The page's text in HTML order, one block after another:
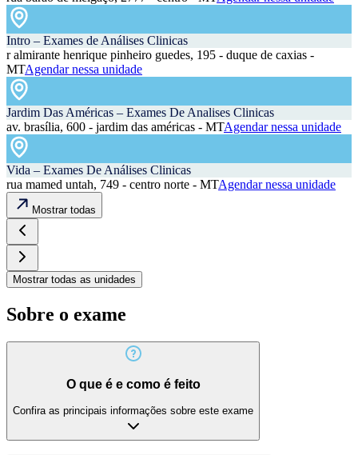
Intro – Exames de Análises Clinicas
r almirante henrique pinheiro guedes, 195 - duque de caxias -
MTAgendar nessa unidade
Jardim Das Américas – Exames De Analises Clinicas
av. brasília, 600 - jardim das américas - MTAgendar nessa unidade
Vida – Exames De Análises Clinicas
rua mamed untah, 749 - centro norte - MTAgendar nessa unidade
Mostrar todas
Mostrar todas as unidades
Sobre o exame
O que é e como é feito
Confira as principais informações sobre este exame